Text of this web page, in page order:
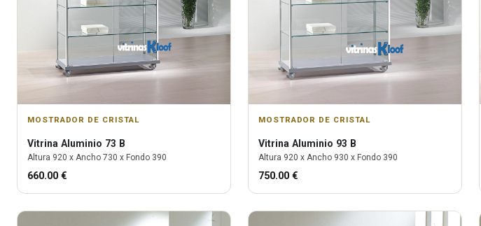
MOSTRADOR DE CRISTAL
Vitrina Aluminio 73 B
Altura 920 x Ancho 730 x Fondo 390
660.00 €
MOSTRADOR DE CRISTAL
Vitrina Aluminio 93 B
Altura 920 x Ancho 930 x Fondo 390
750.00 €